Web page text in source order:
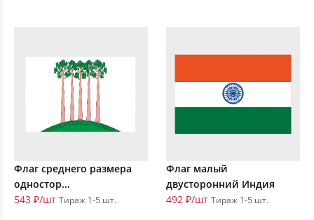
Флаг среднего размера
одностор...
543 ₽/шт Тираж 1-5 шт.
Флаг малый
двусторонний Индия
492 ₽/шт Тираж 1-5 шт.